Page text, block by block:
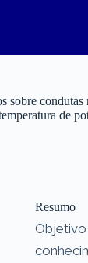
sobre condutas
de
Resumo
Objetivo